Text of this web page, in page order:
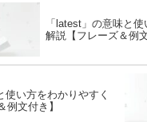
「latest」の意味と
解説【フレーズ＆例文
使い方をわかりやすく
例文付き】